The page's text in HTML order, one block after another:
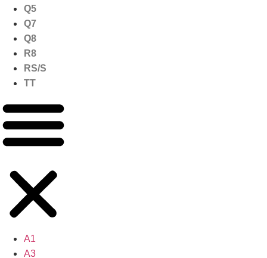
Q5
Q7
Q8
R8
RS/S
TT
A1
A3